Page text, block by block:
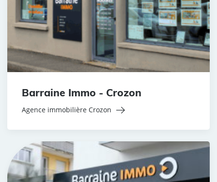
Barraine Immo - Crozon
Agence immobilière Crozon